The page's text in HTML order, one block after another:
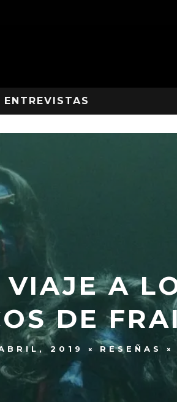
ENTREVISTAS
VIAJE A
DE
2019 RESEÑAS